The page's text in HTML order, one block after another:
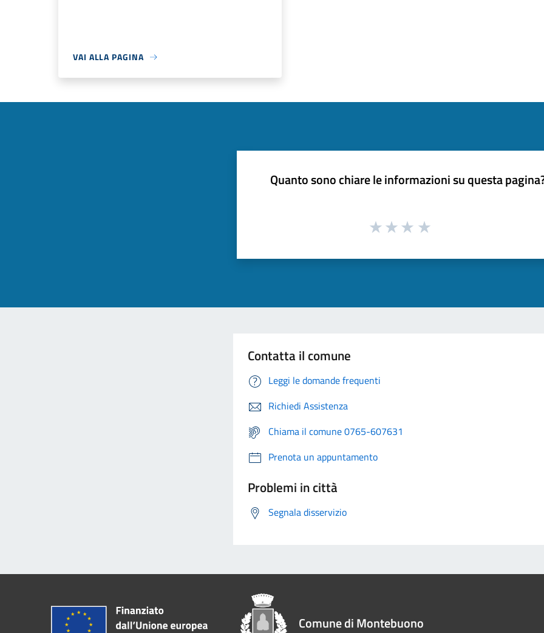
VAI ALLA PAGINA
Quanto sono chiare le informazioni su questa
Contatta il comune
Leggi le domande frequenti
Richiedi Assistenza
Chiama il comune 0765-607631
Prenota un appuntamento
Problemi in città
Segnala disservizio
Comune di Montebuono